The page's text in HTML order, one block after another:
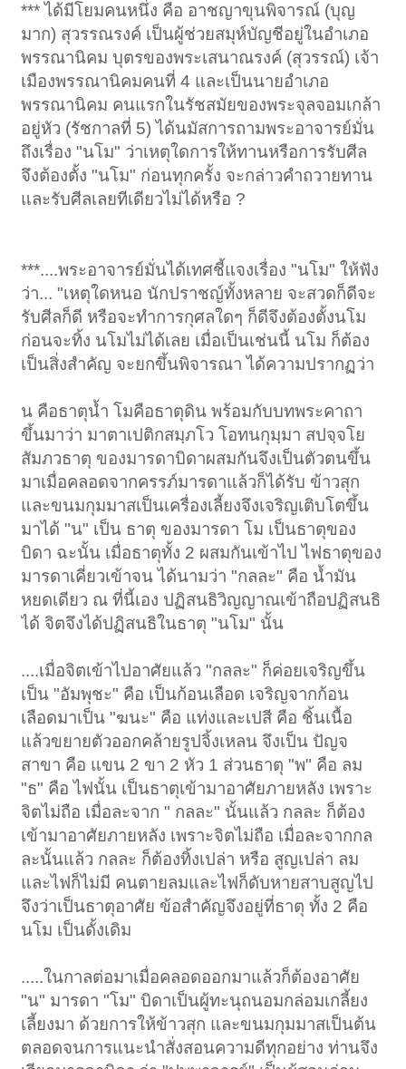
*** ได้มีโยมคนหนึ่ง คือ อาชญาขุนพิจารณ์ (บุญ
มาก) สุวรรณรงค์ เป็นผู้ช่วยสมุห์บัญชีอยู่ในอำเภอ
พรรณานิคม บุตรของพระเสนาณรงค์ (สุวรรณ์) เจ้า
เมืองพรรณานิคมคนที่ 4 และเป็นนายอำเภอ
พรรณานิคม คนแรกในรัชสมัยของพระจุลจอมเกล้า
อยู่หัว (รัชกาลที่ 5) ได้นมัสการถามพระอาจารย์มั่น
ถึงเรื่อง "นโม" ว่าเหตุใดการให้ทานหรือการรับศีล
จึงต้องตั้ง "นโม" ก่อนทุกครั้ง จะกล่าวคำถวายทาน
และรับศีลเลยทีเดียวไม่ได้หรือ ?
***....พระอาจารย์มั่นได้เทศชี้แจงเรื่อง "นโม" ให้ฟัง
ว่า... "เหตุใดหนอ นักปราชญ์ทั้งหลาย จะสวดก็ดีจะ
รับศีลก็ดี หรือจะทำการกุศลใดๆ ก็ดีจึงต้องตั้งนโม
ก่อนจะทิ้ง นโมไม่ได้เลย เมื่อเป็นเช่นนี้ นโม ก็ต้อง
เป็นสิ่งสำคัญ จะยกขึ้นพิจารณา ได้ความปรากฏว่า
น คือธาตุน้ำ โมคือธาตุดิน พร้อมกับบทพระคาถา
ขึ้นมาว่า มาตาเปติกสมฺภโว โอทนกุมฺมา สปจฺจโย
สัมภวธาตุ ของมารดาบิดาผสมกันจึงเป็นตัวตนขึ้น
มาเมื่อคลอดจากครรภ์มารดาแล้วก็ได้รับ ข้าวสุก
และขนมกุมมาสเป็นเครื่องเลี้ยงจึงเจริญเติบโตขึ้น
มาได้ "น" เป็น ธาตุ ของมารดา โม เป็นธาตุของ
บิดา ฉะนั้น เมื่อธาตุทั้ง 2 ผสมกันเข้าไป ไฟธาตุของ
มารดาเคี่ยวเข้าจน ได้นามว่า "กลละ" คือ น้ำมัน
หยดเดียว ณ ที่นี้เอง ปฏิสนธิวิญญาณเข้าถือปฏิสนธิ
ได้ จิตจึงได้ปฏิสนธิในธาตุ "นโม" นั้น
....เมื่อจิตเข้าไปอาศัยแล้ว "กลละ" ก็ค่อยเจริญขึ้น
เป็น "อัมพุชะ" คือ เป็นก้อนเลือด เจริญจากก้อน
เลือดมาเป็น "ฆนะ" คือ แท่งและเปสี คือ ชิ้นเนื้อ
แล้วขยายตัวออกคล้ายรูปจิ้งเหลน จึงเป็น ปัญจ
สาขา คือ แขน 2 ขา 2 หัว 1 ส่วนธาตุ "พ" คือ ลม
"ธ" คือ ไฟนั้น เป็นธาตุเข้ามาอาศัยภายหลัง เพราะ
จิตไม่ถือ เมื่อละจาก " กลละ" นั้นแล้ว กลละ ก็ต้อง
เข้ามาอาศัยภายหลัง เพราะจิตไม่ถือ เมื่อละจากกล
ละนั้นแล้ว กลละ ก็ต้องทิ้งเปล่า หรือ สูญเปล่า ลม
และไฟก็ไม่มี คนตายลมและไฟก็ดับหายสาบสูญไป
จึงว่าเป็นธาตุอาศัย ข้อสำคัญจึงอยู่ที่ธาตุ ทั้ง 2 คือ
นโม เป็นดั้งเดิม
.....ในกาลต่อมาเมื่อคลอดออกมาแล้วก็ต้องอาศัย
"น" มารดา "โม" บิดาเป็นผู้ทะนุถนอมกล่อมเกลี้ยง
เลี้ยงมา ด้วยการให้ข้าวสุก และขนมกุมมาสเป็นต้น
ตลอดจนการแนะนำสั่งสอนความดีทุกอย่าง ท่านจึง